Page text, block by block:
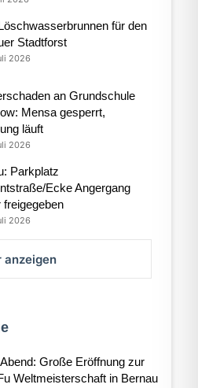
für den
Stadtforst
2026
an Grundschule
Mensa gesperrt,
läuft
2026
Parkplatz
Ecke Angergang
freigegeben
2026
anzeigen
Große Eröffnung zur
Weltmeisterschaft in Bernau